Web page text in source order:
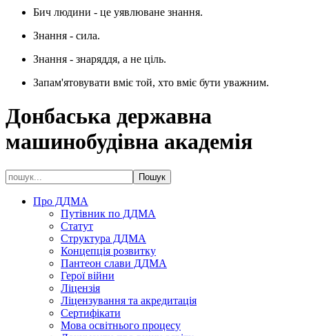
Бич людини - це уявлюване знання.
Знання - сила.
Знання - знаряддя, а не ціль.
Запам'ятовувати вміє той, хто вміє бути уважним.
Донбаська державна
машинобудівна академія
Про ДДМА
Путівник по ДДМА
Статут
Структура ДДМА
Концепція розвитку
Пантеон слави ДДМА
Герої війни
Ліцензія
Ліцензування та акредитація
Сертифікати
Мова освітнього процесу